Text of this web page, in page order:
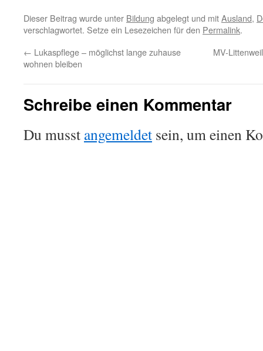
Dieser Beitrag wurde unter Bildung abgelegt und mitAusland,
verschlagwortet. Setze ein Lesezeichen für den Permalink.
← Lukaspflege – möglichst lange zuhause
wohnen bleiben
MV-
Schreibe einen Kommentar
Du musst angemeldet sein, um einen